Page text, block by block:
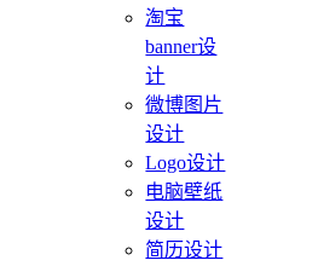
淘宝
banner设
计
微博图片
设计
Logo设计
电脑壁纸
设计
简历设计